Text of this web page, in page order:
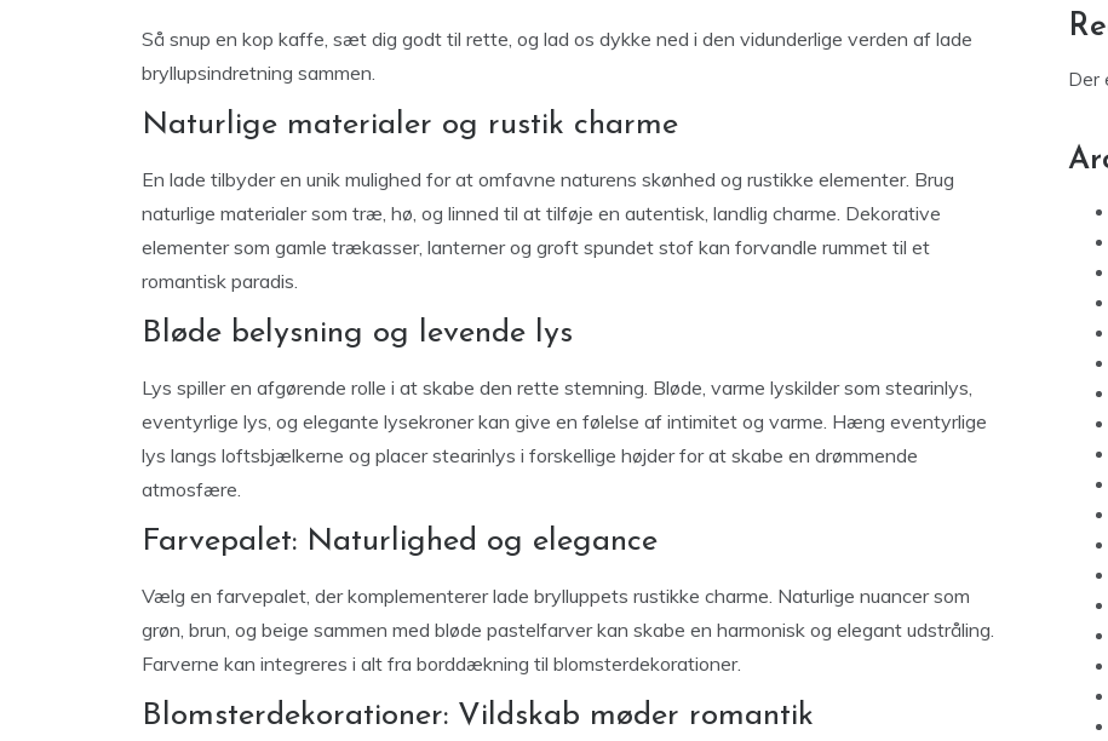
Så snup en kop kaffe, sæt dig godt til rette, og lad os dykke ned i den vidunderlige verden af lade
bryllupsindretning sammen.
Naturlige materialer og rustik charme
En lade tilbyder en unik mulighed for at omfavne naturens skønhed og rustikke elementer. Brug
naturlige materialer som træ, hø, og linned til at tilføje en autentisk, landlig charme. Dekorative
elementer som gamle trækasser, lanterner og groft spundet stof kan forvandle rummet til et
romantisk paradis.
Bløde belysning og levende lys
Lys spiller en afgørende rolle i at skabe den rette stemning. Bløde, varme lyskilder som stearinlys,
eventyrlige lys, og elegante lysekroner kan give en følelse af intimitet og varme. Hæng eventyrlige
lys langs loftsbjælkerne og placer stearinlys i forskellige højder for at skabe en drømmende
atmosfære.
Farvepalet: Naturlighed og elegance
Vælg en farvepalet, der komplementerer lade brylluppets rustikke charme. Naturlige nuancer som
grøn, brun, og beige sammen med bløde pastelfarver kan skabe en harmonisk og elegant udstråling.
Farverne kan integreres i alt fra borddækning til blomsterdekorationer.
Blomsterdekorationer: Vildskab møder romantik
Der